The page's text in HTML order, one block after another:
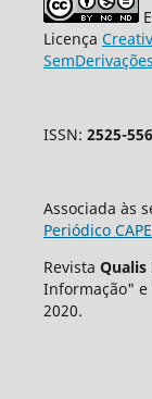
Licença
ISSN: 2525-
Associada às
Periódico
Revista Qualis
Informação"
2020.